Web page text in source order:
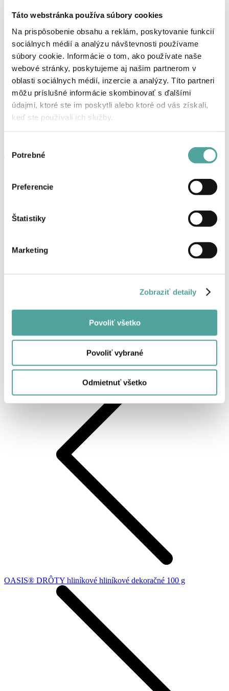
Táto webstránka používa súbory cookies
Na prispôsobenie obsahu a reklám, poskytovanie funkcií
sociálnych médií a analýzu návštevnosti používame
súbory cookie. Informácie o tom, ako používate naše
webové stránky, poskytujeme aj našim partnerom v
oblasti sociálnych médií, inzercie a analýzy. Títo partneri
môžu príslušné informácie skombinovať s ďalšími
údajmi, ktoré ste im poskytli alebo ktoré od vás získali,
keď ste používali ich služby.
súhlasu
Potrebné
Preferencie
Štatistiky
Marketing
Zobraziť detaily
Povoliť všetko
Povoliť vybrané
Odmietnuť všetko
Košík
Späť
OASIS® DRÔTY hliníkové hliníkové dekoračné 100 g